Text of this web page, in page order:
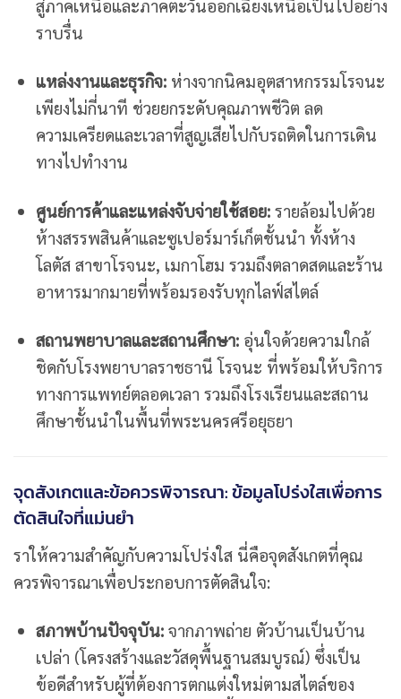
สู่ภาคเหนือและภาคตะวันออกเฉียงเหนือเป็นไปอย่าง
ราบรื่น
แหล่งงานและธุรกิจ:ห่างจากนิคมอุตสาหกรรมโรจนะ
เพียงไม่กี่นาที ช่วยยกระดับคุณภาพชีวิต ลด
ความเครียดและเวลาที่สูญเสียไปกับรถติดในการเดิน
ทางไปทำงาน
ศูนย์การค้าและแหล่งจับจ่ายใช้สอย:รายล้อมไปด้วย
ห้างสรรพสินค้าและซูเปอร์มาร์เก็ตชั้นนำ ทั้งห้าง
โลตัส สาขาโรจนะ, เมกาโฮม รวมถึงตลาดสดและร้าน
อาหารมากมายที่พร้อมรองรับทุกไลฟ์สไตล์
สถานพยาบาลและสถานศึกษา:อุ่นใจด้วยความใกล้
ชิดกับโรงพยาบาลราชธานี โรจนะ ที่พร้อมให้บริการ
ทางการแพทย์ตลอดเวลา รวมถึงโรงเรียนและสถาน
ศึกษาชั้นนำในพื้นที่พระนครศรีอยุธยา
จุดสังเกตและข้อควรพิจารณา: ข้อมูลโปร่งใสเพื่อการ
ตัดสินใจที่แม่นยำ
ราให้ความสำคัญกับความโปร่งใส นี่คือจุดสังเกตที่คุณ
ควรพิจารณาเพื่อประกอบการตัดสินใจ:
สภาพบ้านปัจจุบัน:จากภาพถ่าย ตัวบ้านเป็นบ้าน
เปล่า (โครงสร้างและวัสดุพื้นฐานสมบูรณ์) ซึ่งเป็น
ข้อดีสำหรับผู้ที่ต้องการตกแต่งใหม่ตามสไตล์ของ